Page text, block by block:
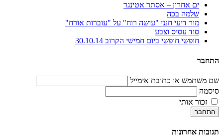
ים אחרון – אסתר אטינגר
שלמה בכה
מור דיעי חנני "עושה רוח" על "עוברות אורח"
סוד עסיס וצבע
חופשי חופשי ביום חמישי הקרוב 30.10.14
התחבר
שם משתמש או כתובת אימייל
סיסמה
זכור אותי
התחבר
תגובות אחרונות